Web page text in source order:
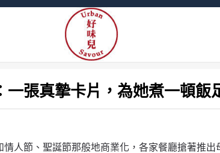
真摯卡片，為她煮一頓飯足矣
一張真摯卡片，為她煮一頓飯
情人節、聖誕節那般地商業化，各家餐廳搶著推出